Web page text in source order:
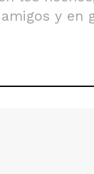
y en